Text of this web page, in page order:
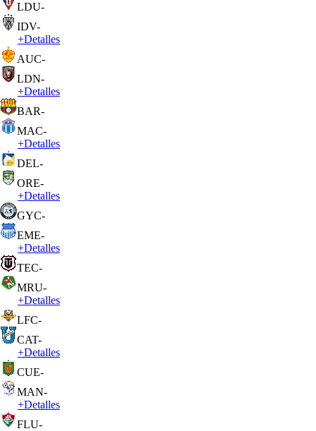
LDU-
IDV-
+Detalles
AUC-
LDN-
+Detalles
BAR-
MAC-
+Detalles
DEL-
ORE-
+Detalles
GYC-
EME-
+Detalles
TEC-
MRU-
+Detalles
LFC-
CAT-
+Detalles
CUE-
MAN-
+Detalles
FLU-